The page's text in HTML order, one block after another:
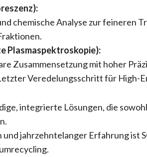
chemische Analyse zur feineren
Plasmaspektroskopie):
Zusammensetzung mit hoher
Veredelungsschritt für High-
integrierte Lösungen, die
jahrzehntelanger Erfahrung ist